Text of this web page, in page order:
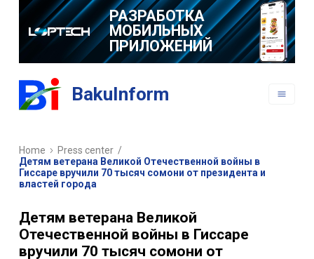
РАЗРАБОТКА
МОБИЛЬНЫХ
ПРИЛОЖЕНИЙ
BakuInform
Home Press center /
Детям ветерана Великой Отечественной войны в
Гиссаре вручили 70 тысяч сомони от президента и
властей города
Детям ветерана Великой
Отечественной войны в Гиссаре
вручили 70 тысяч сомони от